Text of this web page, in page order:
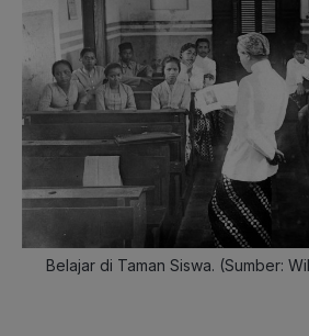
Belajar di Taman Siswa. (Sumber: